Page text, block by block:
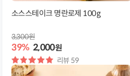
소스스테이크 명란로제 100g
39% 2,000원
3,300원
별
점
리뷰 59